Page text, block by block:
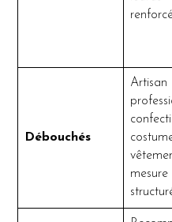
Débouchés
mesure